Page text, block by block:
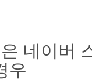
네이버
우